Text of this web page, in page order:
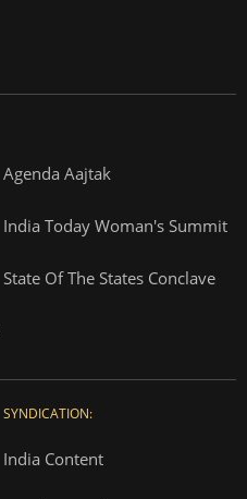
Agenda Aajtak
India Today Woman's Summit
State Of The States Conclave
SYNDICATION:
India Content